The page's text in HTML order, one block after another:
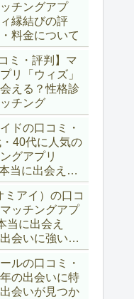
チングアプ
縁結びの評
料金について
ミ・評判】マ
リ「ウィズ」
える？性格診
チング
ドの口コミ・
40代に人気の
グアプリ
当に出会え
ミアイ）の口コ
ッチングアプ
当に出会え
会いに強い理
ルの口コミ・
の出会いに特
会いが見つか